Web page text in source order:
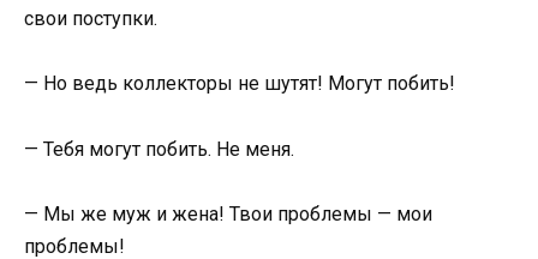
свои поступки.
— Но ведь коллекторы не шутят! Могут побить!
— Тебя могут побить. Не меня.
— Мы же муж и жена! Твои проблемы — мои
проблемы!